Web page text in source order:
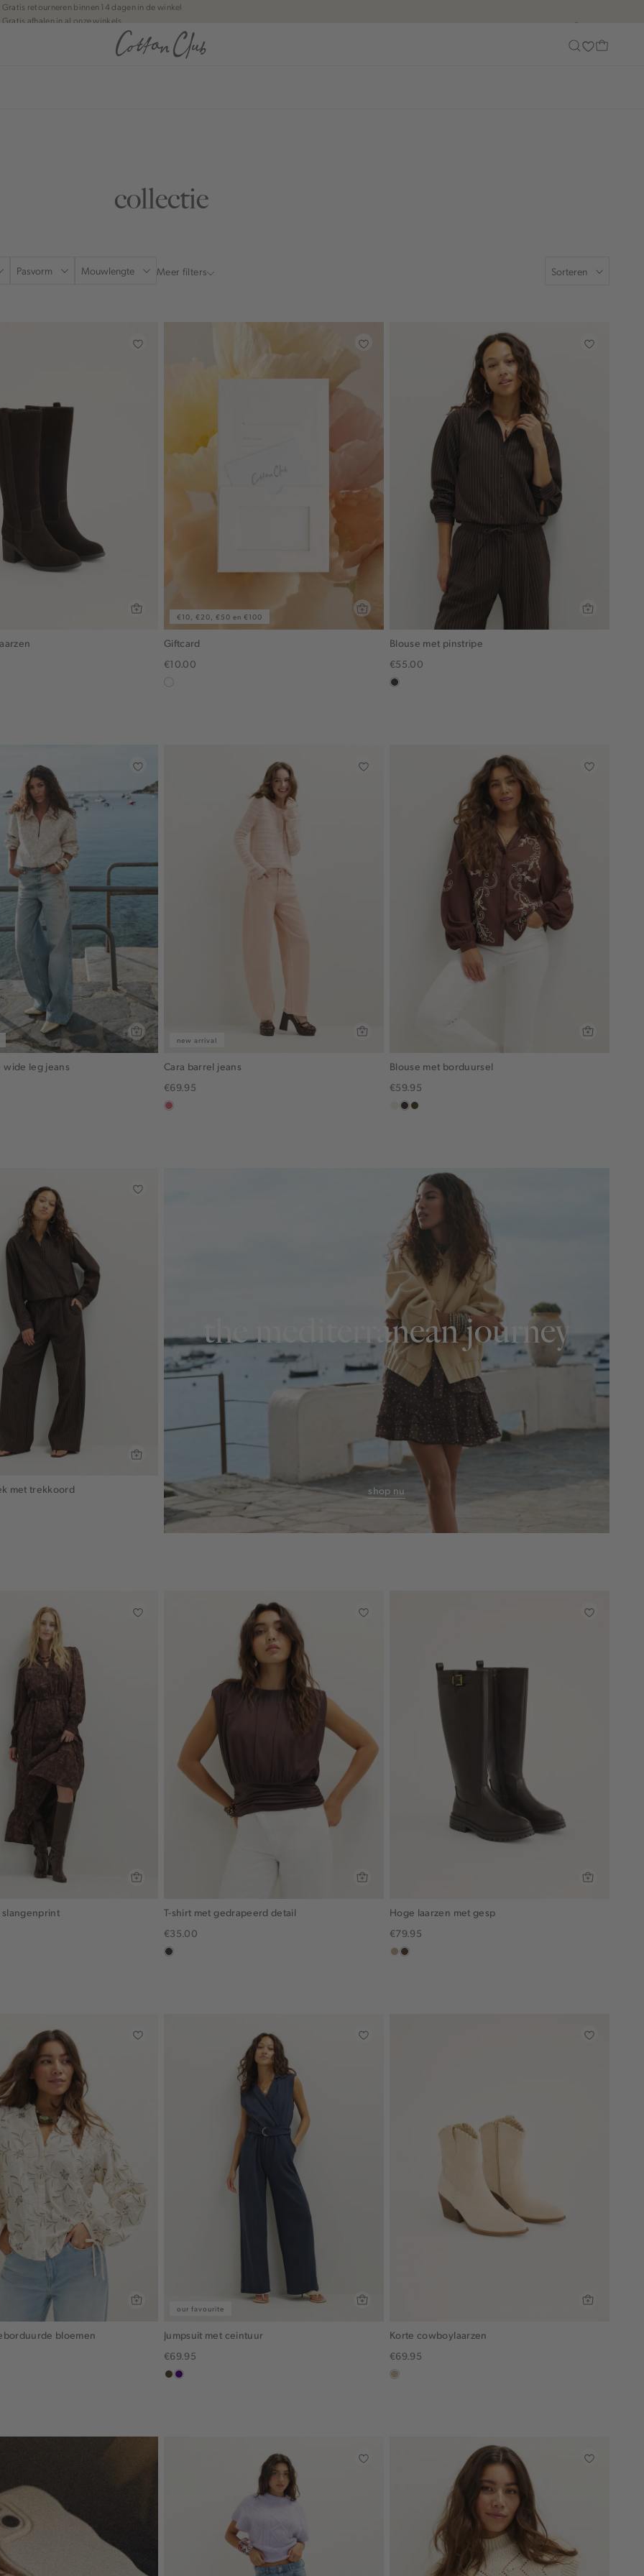
Gratis retourneren binnen 14 dagen in de winkel
Gratis afhalen in al onze winkels
Jouw bestelling wordt binnen 1 tot 5 dagen bezorgd
Betaal zoals jij wilt: o.a. Bancontact, Riverty, Apple pay & creditcard
collectie
Pasvorm Mouwlengte Sorteren
Meer filters
€10, €20, €50 en €100
Giftcard
€10.00
Blouse met pinstripe
€55.00
choco
leg jeans
new arrival
Cara barrel jeans
€69.95
rose,
Blouse met borduursel
€59.95
ecru
choco,
groen,
met trekkoord
the mediterranean journey
shop nu
slangenprint
T-shirt met gedrapeerd detail
€35.00
choco
Hoge laarzen met gesp
€79.95
zanddonkerbruin
bloemen
our favourite
Jumpsuit met ceintuur
€69.95
groen,
indigo
Korte cowboylaarzen
€69.95
lichtzand